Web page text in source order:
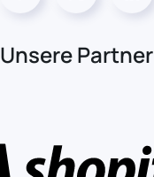
Unsere Partner